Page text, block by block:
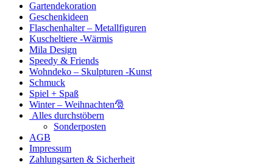
Gartendekoration
Geschenkideen
Flaschenhalter – Metallfiguren
Kuscheltiere -Wärmis
Mila Design
Speedy & Friends
Wohndeko – Skulpturen -Kunst
Schmuck
Spiel + Spaß
Winter – Weihnachten🎅
Alles durchstöbern
Sonderposten
AGB
Impressum
Zahlungsarten & Sicherheit